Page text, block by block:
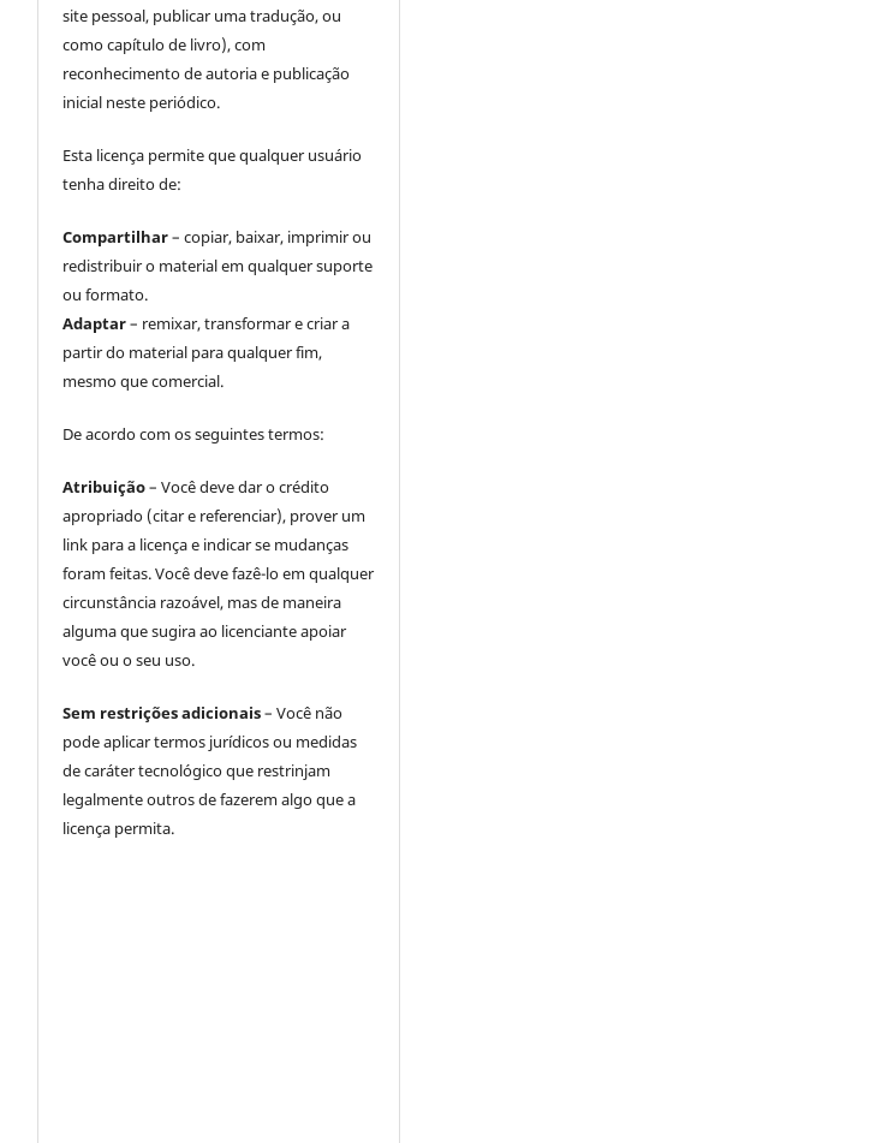
site pessoal, publicar uma tradução, ou
como capítulo de livro), com
reconhecimento de autoria e publicação
inicial neste periódico.
Esta licença permite que qualquer usuário
tenha direito de:
Compartilhar– copiar, baixar, imprimir ou
redistribuir o material em qualquer suporte
ou formato.
Adaptar– remixar, transformar e criar a
partir do material para qualquer fim,
mesmo que comercial.
De acordo com os seguintes termos:
Atribuição– Você deve dar o crédito
apropriado (citar e referenciar), prover um
link para a licença e indicar se mudanças
foram feitas. Você deve fazê-lo em qualquer
circunstância razoável, mas de maneira
alguma que sugira ao licenciante apoiar
você ou o seu uso.
Sem restrições adicionais– Você não
pode aplicar termos jurídicos ou medidas
de caráter tecnológico que restrinjam
legalmente outros de fazerem algo que a
licença permita.